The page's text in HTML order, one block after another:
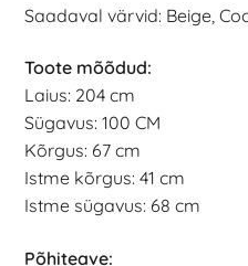
Saadaval värvid: Beige,
Toote mõõdud:
Laius: 204 cm
Sügavus: 100 CM
Kõrgus: 67 cm
Istme kõrgus: 41 cm
Istme sügavus: 68 cm
Põhiteave: